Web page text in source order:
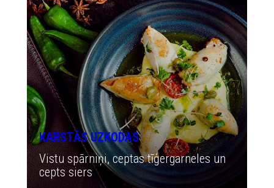
KARSTĀS UZKODAS
Vistu spārniņi, ceptas tīģergarneles un
cepts siers